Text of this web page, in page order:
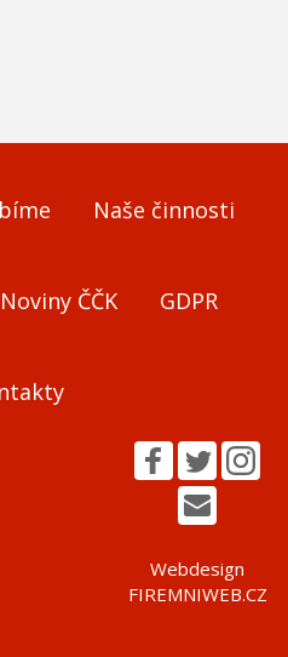
Naše činnosti
Noviny ČČK GDPR
Webdesign
FIREMNIWEB.CZ